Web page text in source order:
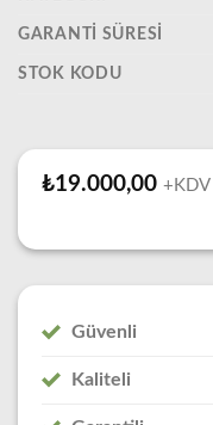
GARANTI SÜRESI
STOK KODU
₺19.000,00 +KDV
Güvenli
Kaliteli